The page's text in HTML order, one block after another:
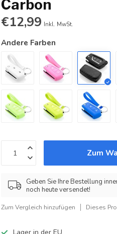
Carbon
€12,99 Inkl. MwSt.
Andere Farben
Zum
Geben Sie Ihre Bestellung
noch heute versendet!
Zum Vergleich hinzufügen Dieses